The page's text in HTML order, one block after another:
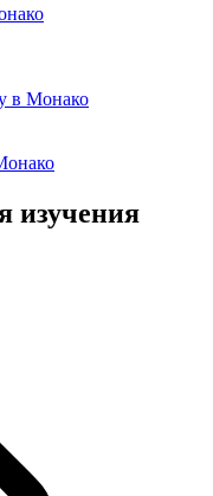
в Монако
изучения